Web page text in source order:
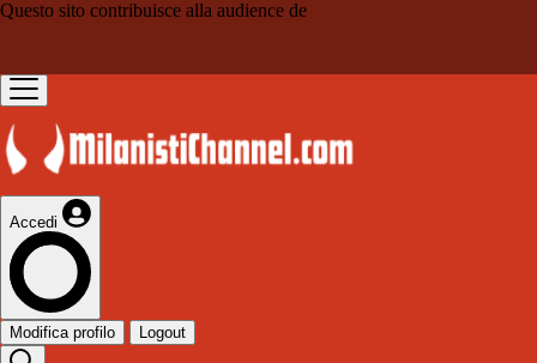
Questo sito contribuisce alla audience de
Accedi
Modifica profilo Logout